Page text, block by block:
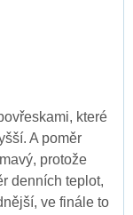
které
A poměr
protože
denních teplot,
ve finále to